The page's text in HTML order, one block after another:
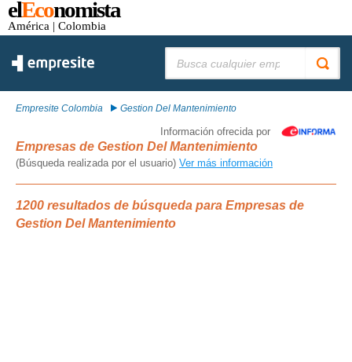
elEconomista
América | Colombia
Empresite Colombia Gestion Del Mantenimiento
Información ofrecida por
Empresas de Gestion Del Mantenimiento
(Búsqueda realizada por el usuario) Ver más información
1200 resultados de búsqueda para Empresas de
Gestion Del Mantenimiento